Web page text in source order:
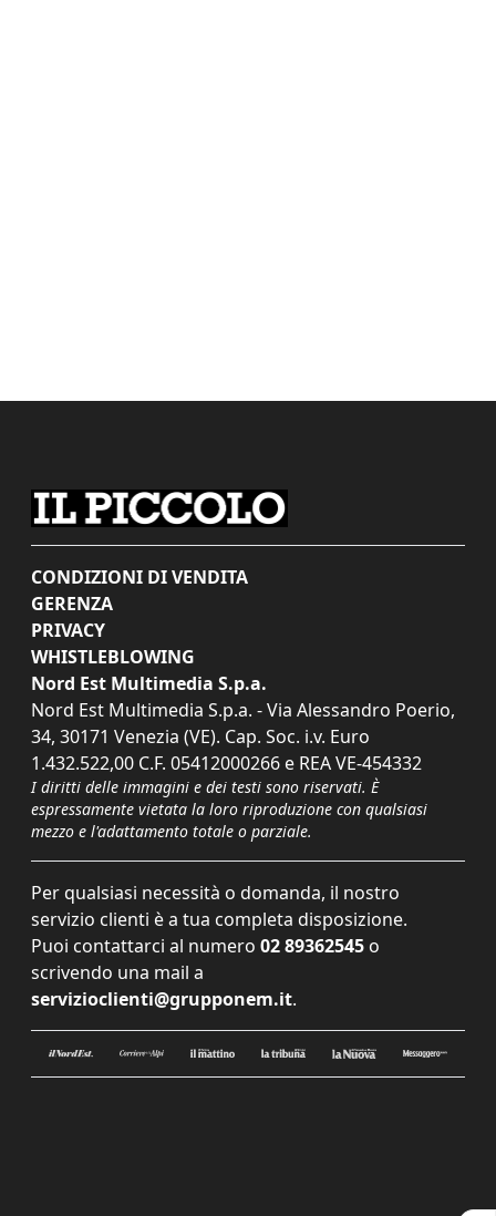
CONDIZIONI DI VENDITA
GERENZA
PRIVACY
WHISTLEBLOWING
Nord Est Multimedia S.p.a.
Nord Est Multimedia S.p.a. - Via Alessandro Poerio,
34, 30171 Venezia (VE). Cap. Soc. i.v. Euro
1.432.522,00 C.F. 05412000266 e REA VE-454332
I diritti delle immagini e dei testi sono riservati. È
espressamente vietata la loro riproduzione con qualsiasi
mezzo e l'adattamento totale o parziale.
Per qualsiasi necessità o domanda, il nostro
servizio clienti è a tua completa disposizione.
Puoi contattarci al numero 02 89362545 o
scrivendo una mail a
servizioclienti@grupponem.it.